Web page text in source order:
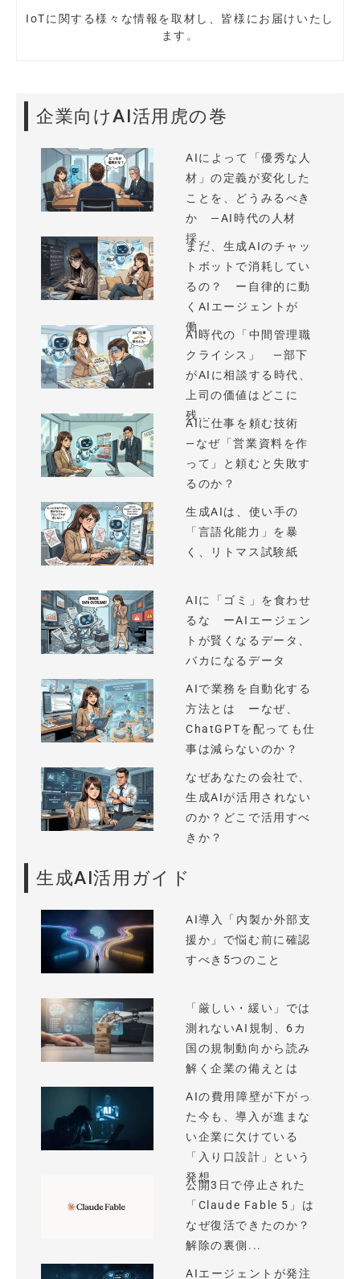
IoTに関する様々な情報を取材し、皆様にお届けいたし
ます。
企業向けAI活用虎の巻
AIによって「優秀な人
材」の定義が変化した
ことを、どうみるべき
か —AI時代の人材
採...
まだ、生成AIのチャッ
トボットで消耗してい
るの？ ー自律的に動
くAIエージェントが
働...
AI時代の「中間管理職
クライシス」 —部下
がAIに相談する時代、
上司の価値はどこに
残...
AIに仕事を頼む技術
—なぜ「営業資料を作
って」と頼むと失敗す
るのか？
生成AIは、使い手の
「言語化能力」を暴
く、リトマス試験紙
AIに「ゴミ」を食わせ
るな ーAIエージェン
トが賢くなるデータ、
バカになるデータ
AIで業務を自動化する
方法とは ーなぜ、
ChatGPTを配っても仕
事は減らないのか？
なぜあなたの会社で、
生成AIが活用されない
のか？どこで活用すべ
きか？
生成AI活用ガイド
AI導入「内製か外部支
援か」で悩む前に確認
すべき5つのこと
「厳しい・緩い」では
測れないAI規制、6カ
国の規制動向から読み
解く企業の備えとは
AIの費用障壁が下がっ
た今も、導入が進まな
い企業に欠けている
「入り口設計」という
発想
公開3日で停止された
「Claude Fable 5」は
なぜ復活できたのか？
解除の裏側...
AIエージェントが発注